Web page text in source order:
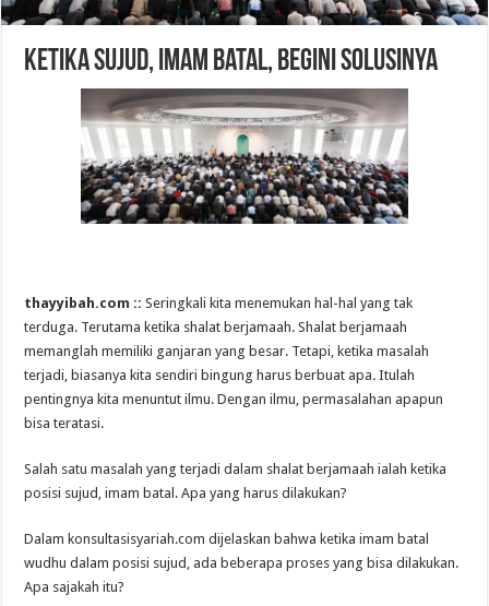
Ketika Sujud, Imam Batal, Begini Solusinya
thayyibah.com ::Seringkali kita menemukan hal-hal yang tak
terduga. Terutama ketika shalat berjamaah. Shalat berjamaah
memanglah memiliki ganjaran yang besar. Tetapi, ketika masalah
terjadi, biasanya kita sendiri bingung harus berbuat apa. Itulah
pentingnya kita menuntut ilmu. Dengan ilmu, permasalahan apapun
bisa teratasi.
Salah satu masalah yang terjadi dalam shalat berjamaah ialah ketika
posisi sujud, imam batal. Apa yang harus dilakukan?
Dalam konsultasisyariah.com dijelaskan bahwa ketika imam batal
wudhu dalam posisi sujud, ada beberapa proses yang bisa dilakukan.
Apa sajakah itu?